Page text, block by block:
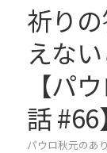
祈り
えな
【パ
話 #66】
パウロ秋元のあ